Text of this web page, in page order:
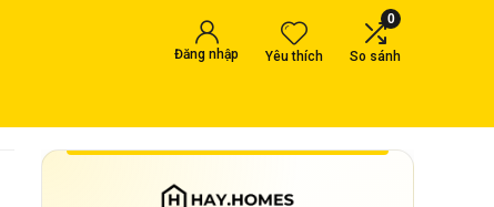
Đăng nhập Yêu thích
0
So sánh